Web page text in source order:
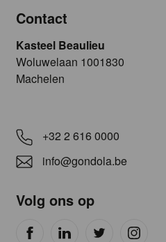
Contact
Kasteel Beaulieu
​​​Woluwelaan 1001830
Machelen
+32 2 616 0000
info@gondola.be
Volg ons op